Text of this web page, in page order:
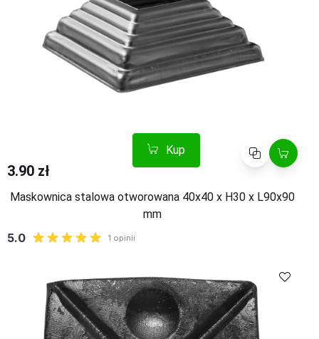
Kup Porównaj
3.90 zł
Maskownica stalowa otworowana 40x40 x H30 x L90x90
mm